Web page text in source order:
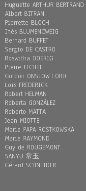
Huguette ARTHUR BERTRAND
Albert BITRAN
Pierrette BLOCH
Inès BLUMENCWEIG
Bernard BUFFET
Sergio DE CASTRO
Roswitha DOERIG
Pierre FICHET
Gordon ONSLOW FORD
Loïs FREDERICK
Robert HELMAN
Roberta GONZÁLEZ
Roberto MATTA
Jean MIOTTE
Maria PAPA ROSTKOWSKA
Marie RAYMOND
Guy de ROUGEMONT
SANYU 常玉
Gérard SCHNEIDER